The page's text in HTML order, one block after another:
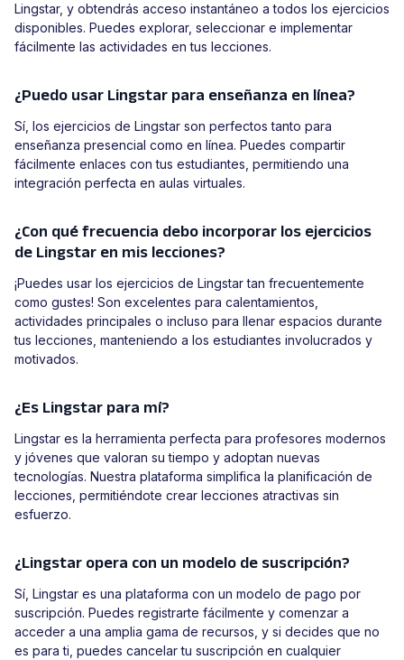
Lingstar, y obtendrás acceso instantáneo a todos los ejercicios
disponibles. Puedes explorar, seleccionar e implementar
fácilmente las actividades en tus lecciones.
¿Puedo usar Lingstar para enseñanza en línea?
Sí, los ejercicios de Lingstar son perfectos tanto para
enseñanza presencial como en línea. Puedes compartir
fácilmente enlaces con tus estudiantes, permitiendo una
integración perfecta en aulas virtuales.
¿Con qué frecuencia debo incorporar los ejercicios
de Lingstar en mis lecciones?
¡Puedes usar los ejercicios de Lingstar tan frecuentemente
como gustes! Son excelentes para calentamientos,
actividades principales o incluso para llenar espacios durante
tus lecciones, manteniendo a los estudiantes involucrados y
motivados.
¿Es Lingstar para mí?
Lingstar es la herramienta perfecta para profesores modernos
y jóvenes que valoran su tiempo y adoptan nuevas
tecnologías. Nuestra plataforma simplifica la planificación de
lecciones, permitiéndote crear lecciones atractivas sin
esfuerzo.
¿Lingstar opera con un modelo de suscripción?
Sí, Lingstar es una plataforma con un modelo de pago por
suscripción. Puedes registrarte fácilmente y comenzar a
acceder a una amplia gama de recursos, y si decides que no
es para ti, puedes cancelar tu suscripción en cualquier